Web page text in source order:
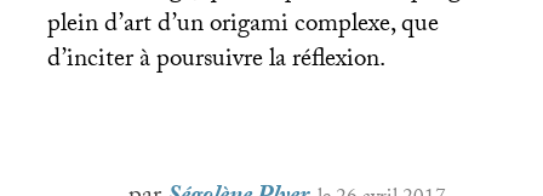
plein d’art d’un origami complexe, que
d’inciter à poursuivre la réflexion.